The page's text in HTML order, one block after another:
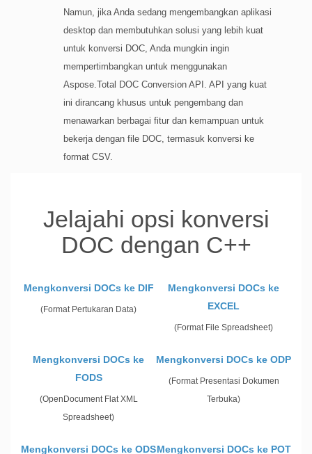
Namun, jika Anda sedang mengembangkan aplikasi
desktop dan membutuhkan solusi yang lebih kuat
untuk konversi DOC, Anda mungkin ingin
mempertimbangkan untuk menggunakan
Aspose.Total DOC Conversion API. API yang kuat
ini dirancang khusus untuk pengembang dan
menawarkan berbagai fitur dan kemampuan untuk
bekerja dengan file DOC, termasuk konversi ke
format CSV.
Jelajahi opsi konversi
DOC dengan C++
Mengkonversi DOCs ke DIF
(Format Pertukaran Data)
Mengkonversi DOCs ke
EXCEL
(Format File Spreadsheet)
Mengkonversi DOCs ke
FODS
(OpenDocument Flat XML
Spreadsheet)
Mengkonversi DOCs ke ODP
(Format Presentasi Dokumen
Terbuka)
Mengkonversi DOCs ke ODSMengkonversi DOCs ke POT